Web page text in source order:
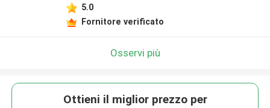
5.0
Fornitore verificato
Osservi più
Ottieni il miglior prezzo per